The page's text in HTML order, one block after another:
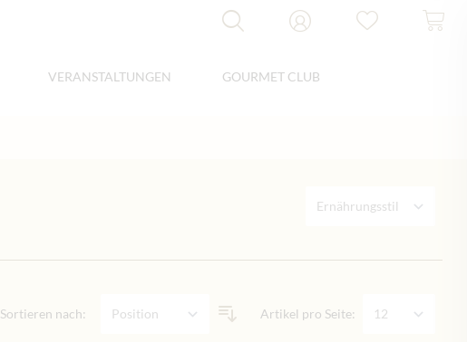
VERANSTALTUNGEN GOURMET CLUB
Sortieren nach: Artikel pro Seite: